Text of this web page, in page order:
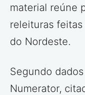
material reúne
releituras
do Nordeste.
Segundo
Numerator,